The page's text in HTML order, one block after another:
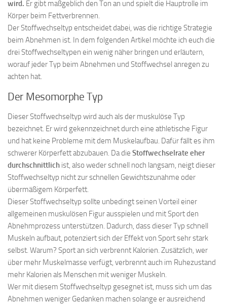
wird. Er gibt maßgeblich den Ton an und spielt die Hauptrolle im
Körper beim Fettverbrennen.
Der Stoffwechseltyp entscheidet dabei, was die richtige Strategie
beim Abnehmen ist. In dem folgenden Artikel möchte ich euch die
drei Stoffwechseltypen ein wenig näher bringen und erläutern,
worauf jeder Typ beim Abnehmen und Stoffwechsel anregen zu
achten hat.
Der Mesomorphe Typ
Dieser Stoffwechseltyp wird auch als der muskulöse Typ
bezeichnet. Er wird gekennzeichnet durch eine athletische Figur
und hat keine Probleme mit dem Muskelaufbau. Dafür fällt es ihm
schwerer Körperfett abzubauen. Da die Stoffwechselrate eher
durchschnittlich ist, also weder schnell noch langsam, neigt dieser
Stoffwechseltyp nicht zur schnellen Gewichtszunahme oder
übermäßigem Körperfett.
Dieser Stoffwechseltyp sollte unbedingt seinen Vorteil einer
allgemeinen muskulösen Figur ausspielen und mit Sport den
Abnehmprozess unterstützen. Dadurch, dass dieser Typ schnell
Muskeln aufbaut, potenziert sich der Effekt von Sport sehr stark
selbst. Warum? Sport an sich verbrennt Kalorien. Zusätzlich, wer
über mehr Muskelmasse verfügt, verbrennt auch im Ruhezustand
mehr Kalorien als Menschen mit weniger Muskeln.
Wer mit diesem Stoffwechseltyp gesegnet ist, muss sich um das
Abnehmen weniger Gedanken machen solange er ausreichend